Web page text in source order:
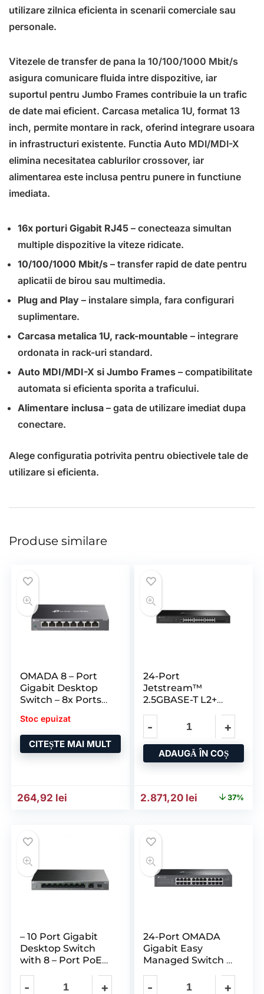
utilizare zilnica eficienta in scenarii comerciale sau
personale.
Vitezele de transfer de pana la 10/100/1000 Mbit/s
asigura comunicare fluida intre dispozitive, iar
suportul pentru Jumbo Frames contribuie la un trafic
de date mai eficient. Carcasa metalica 1U, format 13
inch, permite montare in rack, oferind integrare usoara
in infrastructuri existente. Functia Auto MDI/MDI-X
elimina necesitatea cablurilor crossover, iar
alimentarea este inclusa pentru punere in functiune
imediata.
16x porturi Gigabit RJ45 – conecteaza simultan
multiple dispozitive la viteze ridicate.
10/100/1000 Mbit/s – transfer rapid de date pentru
aplicatii de birou sau multimedia.
Plug and Play – instalare simpla, fara configurari
suplimentare.
Carcasa metalica 1U, rack-mountable – integrare
ordonata in rack-uri standard.
Auto MDI/MDI-X si Jumbo Frames – compatibilitate
automata si eficienta sporita a traficului.
Alimentare inclusa – gata de utilizare imediat dupa
conectare.
Alege configuratia potrivita pentru obiectivele tale de
utilizare si eficienta.
Produse similare
OMADA 8 – Port
Gigabit Desktop
Switch – 8x Ports
Stoc epuizat
CITEȘTE MAI MULT
264,92 lei
24-Port
Jetstream™
2.5GBASE-T L2+
with 4 10GE SFP+
ADAUGĂ ÎN COȘ
Prețul inițial a fost:
2.871,20 lei Prețul37%
– 10 Port Gigabit
Desktop Switch
with 8 – Port PoE+
24-Port OMADA
Gigabit Easy
Managed Switch –